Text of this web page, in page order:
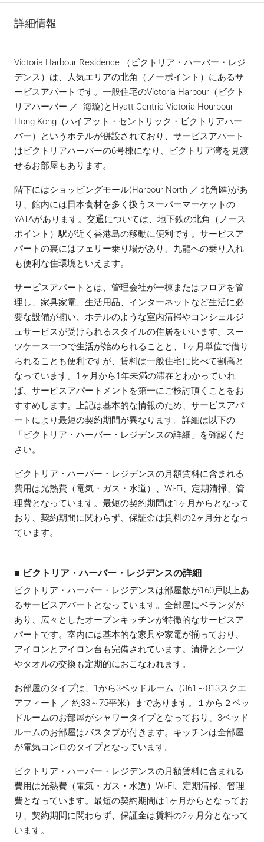
詳細情報
Victoria Harbour Residence （ビクトリア・ハーバー・レジ
デンス）は、人気エリアの北角（ノーポイント）にあるサ
ービスアパートです。一般住宅のVictoria Harbour（ビクト
リアハーバー ／ 海璇)とHyatt Centric Victoria Hourbour
Hong Kong（ハイアット・セントリック・ビクトリアハー
バー）というホテルが併設されており、サービスアパート
はビクトリアハーバーの6号棟になり、ビクトリア湾を見渡
せるお部屋もあります。
階下にはショッピングモール(Harbour North ／ 北角匯)があ
り、館内には日本食材を多く扱うスーパーマーケットの
YATAがあります。交通については、地下鉄の北角（ノース
ポイント）駅が近く香港島の移動に便利です。サービスア
パートの裏にはフェリー乗り場があり、九龍への乗り入れ
も便利な住環境といえます。
サービスアパートとは、管理会社が一棟またはフロアを管
理し、家具家電、生活用品、インターネットなど生活に必
要な設備が揃い、ホテルのような室内清掃やコンシェルジ
ュサービスが受けられるスタイルの住居をいいます。スー
ツケース一つで生活が始められることと、1ヶ月単位で借り
られることも便利ですが、賃料は一般住宅に比べて割高と
なっています。1ヶ月から1年未満の滞在とわかっていれ
ば、サービスアパートメントを第一にご検討頂くことをお
すすめします。上記は基本的な情報のため、サービスアパ
ートにより最短の契約期間が異なります。詳細は以下の
「ビクトリア・ハーバー・レジデンスの詳細」を確認くだ
さい。
ビクトリア・ハーバー・レジデンスの月額賃料に含まれる
費用は光熱費（電気・ガス・水道）、Wi-Fi、定期清掃、管
理費となっています。最短の契約期間は1ヶ月からとなって
おり、契約期間に関わらず、保証金は賃料の2ヶ月分となっ
ています。
■ ビクトリア・ハーバー・レジデンスの詳細
ビクトリア・ハーバー・レジデンスは部屋数が160戸以上あ
るサービスアパートとなっています。全部屋にベランダが
あり、広々としたオープンキッチンが特徴的なサービスア
パートです。室内には基本的な家具や家電が揃っており、
アイロンとアイロン台も完備されています。清掃とシーツ
やタオルの交換も定期的におこなわれます。
お部屋のタイプは、1から3ベッドルーム（361～813スクエ
アフィート ／ 約33～75平米）まであります。１から２ベッ
ドルームのお部屋がシャワータイプとなっており、3ベッド
ルームのお部屋はバスタブが付きます。キッチンは全部屋
が電気コンロのタイプとなっています。
ビクトリア・ハーバー・レジデンスの月額賃料に含まれる
費用は光熱費（電気・ガス・水道）Wi-Fi、定期清掃、管理
費となっています。最短の契約期間は1ヶ月からとなってお
り、契約期間に関わらず、保証金は賃料の2ヶ月分となって
います。